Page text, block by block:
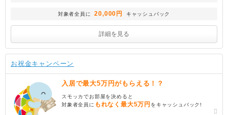
対象者全員に 20,000円 キャッシュバック
詳細を見る
お祝金キャンペーン
入居で最大5万円がもらえる！？
スモッカでお部屋を決めると
対象者全員に もれなく最大5万円 をキャッシュバック!